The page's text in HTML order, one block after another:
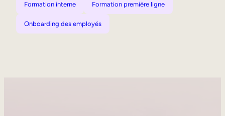
Formation interne Formation première ligne
Onboarding des employés